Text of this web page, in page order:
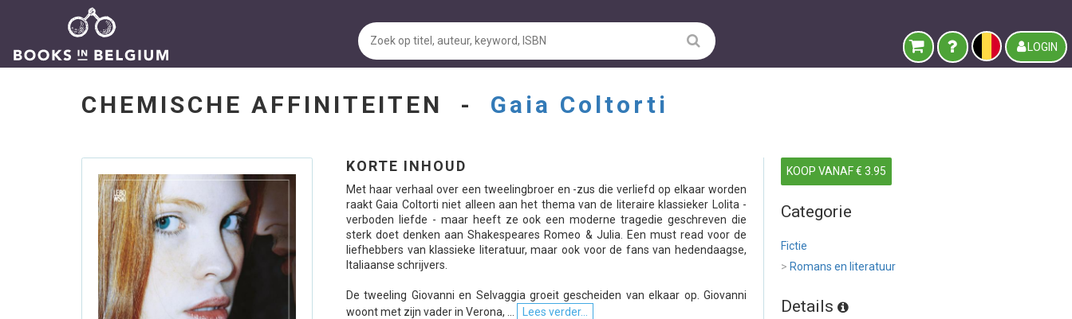
LOGIN
CHEMISCHE AFFINITEITEN - Gaia Coltorti
KORTE INHOUD
Met haar verhaal over een tweelingbroer en -zus die verliefd op elkaar worden
raakt Gaia Coltorti niet alleen aan het thema van de literaire klassieker Lolita -
verboden liefde - maar heeft ze ook een moderne tragedie geschreven die
sterk doet denken aan Shakespeares Romeo & Julia. Een must read voor de
liefhebbers van klassieke literatuur, maar ook voor de fans van hedendaagse,
Italiaanse schrijvers.
De tweeling Giovanni en Selvaggia groeit gescheiden van elkaar op. Giovanni
woont met zijn vader in Verona, ...
Lees verder...
KOOP VANAF € 3.95
Categorie
Fictie
> Romans en literatuur
Details